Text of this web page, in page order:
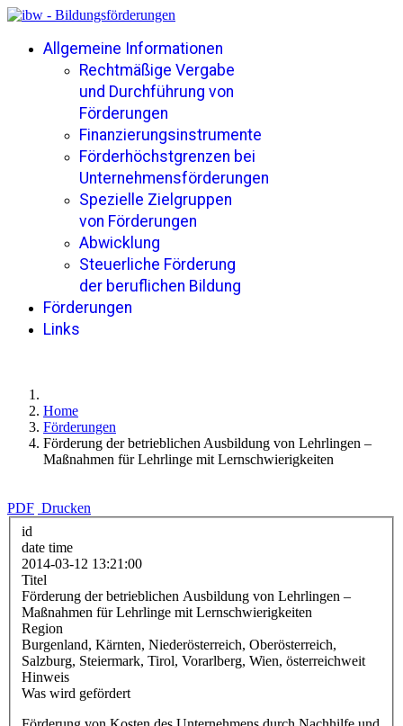
Allgemeine Informationen
Rechtmäßige Vergabe
und Durchführung von
Förderungen
Finanzierungsinstrumente
Förderhöchstgrenzen bei
Unternehmensförderungen
Spezielle Zielgruppen
von Förderungen
Abwicklung
Steuerliche Förderung
der beruflichen Bildung
Förderungen
Links
Home
Förderungen
Förderung der betrieblichen Ausbildung von Lehrlingen –
Maßnahmen für Lehrlinge mit Lernschwierigkeiten
PDF Drucken
id
date time
2014-03-12 13:21:00
Titel
Förderung der betrieblichen Ausbildung von Lehrlingen –
Maßnahmen für Lehrlinge mit Lernschwierigkeiten
Region
Burgenland, Kärnten, Niederösterreich, Oberösterreich,
Salzburg, Steiermark, Tirol, Vorarlberg, Wien, österreichweit
Hinweis
Was wird gefördert